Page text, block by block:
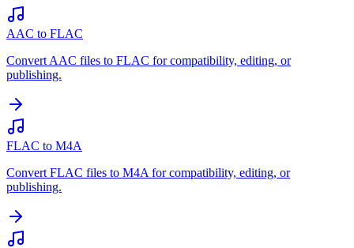
AAC to FLAC
Convert AAC files to FLAC for compatibility, editing, or
publishing.
FLAC to M4A
Convert FLAC files to M4A for compatibility, editing, or
publishing.